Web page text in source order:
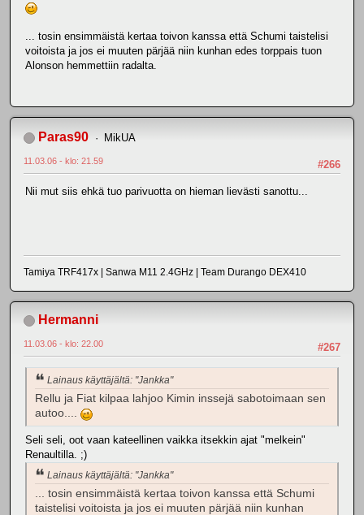
... tosin ensimmäistä kertaa toivon kanssa että Schumi taistelisi
voitoista ja jos ei muuten pärjää niin kunhan edes torppais tuon
Alonson hemmettiin radalta.
Paras90 MikUA
#266
11.03.06 - klo: 21.59
Nii mut siis ehkä tuo parivuotta on hieman lievästi sanottu...
Tamiya TRF417x | Sanwa M11 2.4GHz | Team Durango DEX410
Hermanni
#267
11.03.06 - klo: 22.00
Lainaus käyttäjältä: "Jankka"
Rellu ja Fiat kilpaa lahjoo Kimin inssejä sabotoimaan sen
autoo....
Seli seli, oot vaan kateellinen vaikka itsekkin ajat "melkein"
Renaultilla. ;)
Lainaus käyttäjältä: "Jankka"
... tosin ensimmäistä kertaa toivon kanssa että Schumi
taistelisi voitoista ja jos ei muuten pärjää niin kunhan